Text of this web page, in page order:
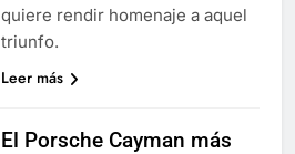
quiere rendir homenaje a aquel
triunfo.
Leer más
El Porsche Cayman más